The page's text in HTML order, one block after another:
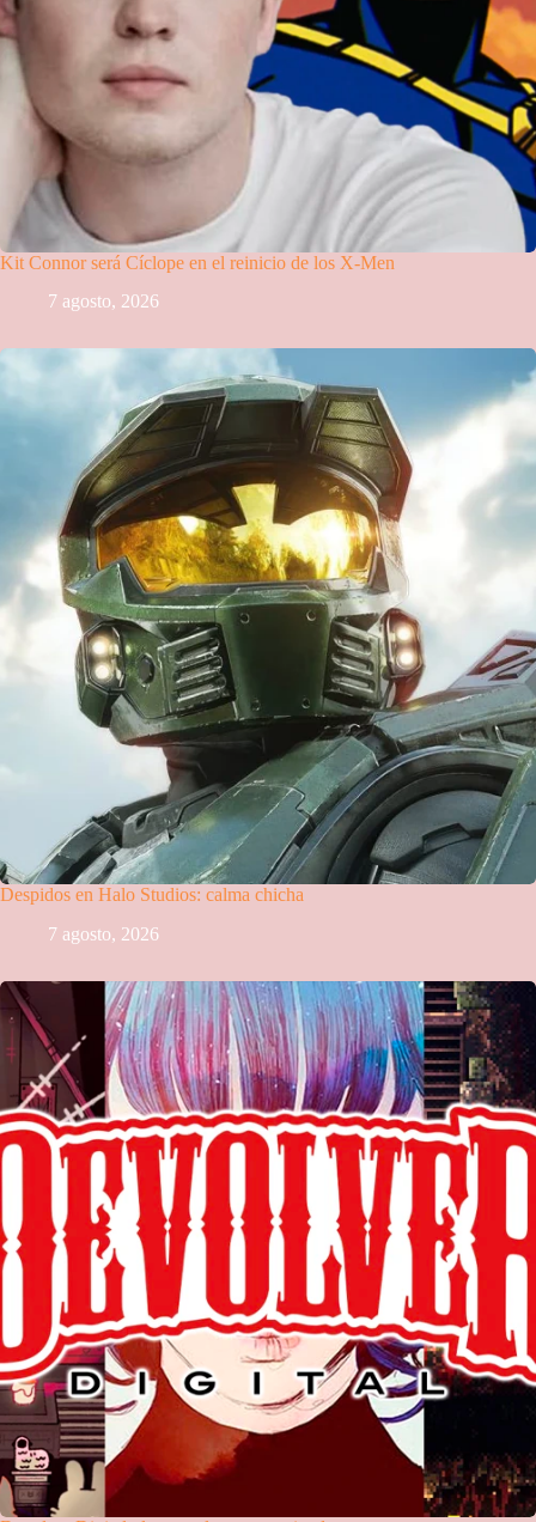
Kit Connor será Cíclope en el reinicio de los X-Men
7 agosto, 2026
Despidos en Halo Studios: calma chicha
7 agosto, 2026